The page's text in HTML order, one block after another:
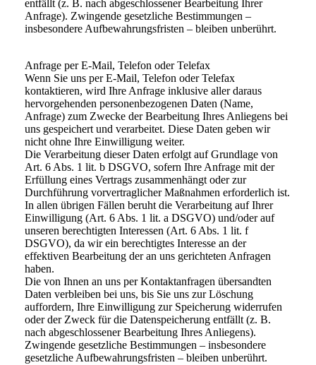
entfällt (z. B. nach abgeschlossener Bearbeitung Ihrer
Anfrage). Zwingende gesetzliche Bestimmungen –
insbesondere Aufbewahrungsfristen – bleiben unberührt.
Anfrage per E-Mail, Telefon oder Telefax
Wenn Sie uns per E-Mail, Telefon oder Telefax
kontaktieren, wird Ihre Anfrage inklusive aller daraus
hervorgehenden personenbezogenen Daten (Name,
Anfrage) zum Zwecke der Bearbeitung Ihres Anliegens bei
uns gespeichert und verarbeitet. Diese Daten geben wir
nicht ohne Ihre Einwilligung weiter.
Die Verarbeitung dieser Daten erfolgt auf Grundlage von
Art. 6 Abs. 1 lit. b DSGVO, sofern Ihre Anfrage mit der
Erfüllung eines Vertrags zusammenhängt oder zur
Durchführung vorvertraglicher Maßnahmen erforderlich ist.
In allen übrigen Fällen beruht die Verarbeitung auf Ihrer
Einwilligung (Art. 6 Abs. 1 lit. a DSGVO) und/oder auf
unseren berechtigten Interessen (Art. 6 Abs. 1 lit. f
DSGVO), da wir ein berechtigtes Interesse an der
effektiven Bearbeitung der an uns gerichteten Anfragen
haben.
Die von Ihnen an uns per Kontaktanfragen übersandten
Daten verbleiben bei uns, bis Sie uns zur Löschung
auffordern, Ihre Einwilligung zur Speicherung widerrufen
oder der Zweck für die Datenspeicherung entfällt (z. B.
nach abgeschlossener Bearbeitung Ihres Anliegens).
Zwingende gesetzliche Bestimmungen – insbesondere
gesetzliche Aufbewahrungsfristen – bleiben unberührt.